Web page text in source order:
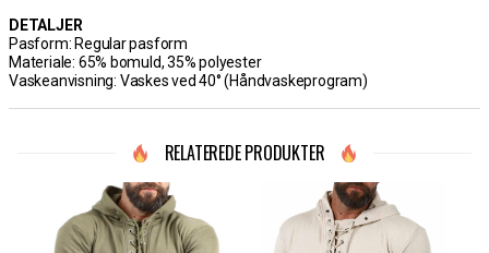
DETALJER
Pasform: Regular pasform
Materiale: 65% bomuld, 35% polyester
Vaskeanvisning: Vaskes ved 40° (Håndvaskeprogram)
RELATEREDE PRODUKTER